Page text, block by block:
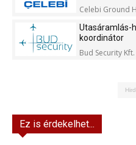
Celebi Ground
Utasáramlás-
koordinátor
Bud Security Kft.
Ez is érdekelhet...